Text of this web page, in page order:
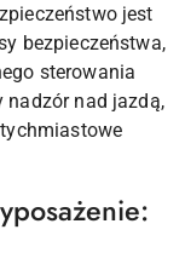
jest
bezpieczeństwa,
sterowania
nadzór nad jazdą,